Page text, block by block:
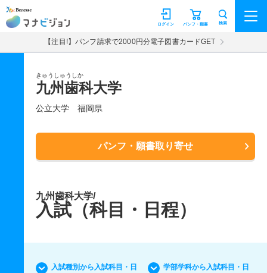
マナビジョン パンフ・願書
ログイン 検索
【注目!】パンフ請求で2000円分電子図書カードGET
きゅうしゅうしか
九州歯科大学
公立大学 福岡県
パンフ・願書取り寄せ
九州歯科大学/
入試（科目・日程）
入試種別から入試科目・日
学部学科から入試科目・日